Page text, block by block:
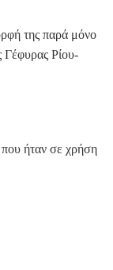
της παρά μόνο
Γέφυρας Ρίου-
που ήταν σε χρήση